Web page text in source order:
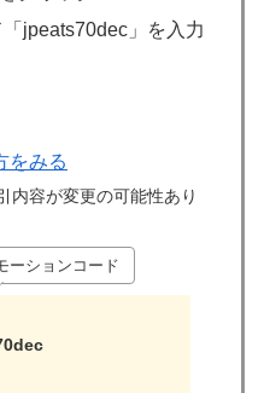
jpeats70dec」を入力
をみる
内容が変更の可能性あり
ーションコード